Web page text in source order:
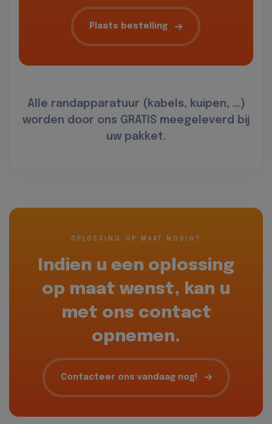
Plaats bestelling
Alle randapparatuur (kabels, kuipen, …)
worden door ons GRATIS meegeleverd bij
uw pakket.
OPLOSSING OP MAAT NODIG?
Indien u een oplossing
op maat wenst, kan u
met ons contact
opnemen.
Contacteer ons vandaag nog!